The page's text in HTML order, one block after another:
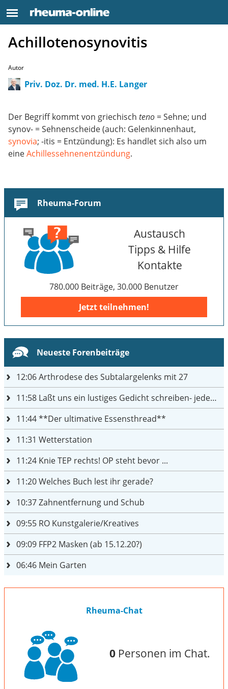
Achillotenosynovitis
Autor
Priv. Doz. Dr. med. H.E. Langer
Der Begriff kommt von griechisch teno = Sehne; und
synov- = Sehnenscheide (auch: Gelenkinnenhaut,
synovia; -itis = Entzündung): Es handlet sich also um
eineAchillessehnenentzündung.
Rheuma-Forum
Austausch
Tipps & Hilfe
Kontakte
780.000 Beiträge, 30.000 Benutzer
Jetzt teilnehmen!
Neueste Forenbeiträge
12:06Arthrodese des Subtalargelenks mit 27
11:58 Laßt uns ein lustiges Gedicht schreiben- jeder einen Satz
11:44**Der ultimative Essensthread**
11:31 Wetterstation
11:24 Knie TEP rechts! OP steht bevor ...
11:20Welches Buch lest ihr gerade?
10:37Zahnentfernung und Schub
09:55 RO Kunstgalerie/Kreatives
09:09 FFP2 Masken (ab 15.12.20?)
06:46 Mein Garten
Rheuma-Chat
0Personen im Chat.